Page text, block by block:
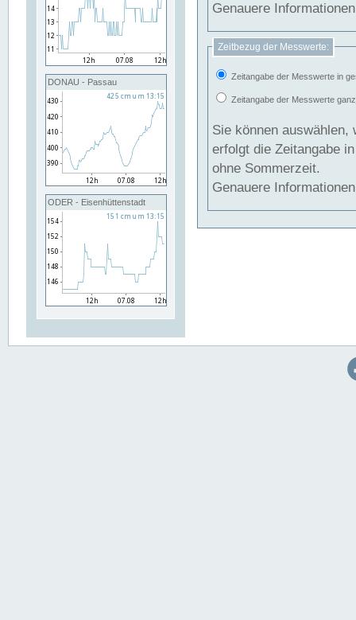
DONAU - Passau
ODER - Eisenhüttenstadt
Genauere
Zeitbezug der Messwerte:
Zeitangabe der Messwerte in
Zeitangabe der Messwerte
Sie können auswählen,
erfolgt die Zeitangabe
ohne Sommerzeit.
Genauere